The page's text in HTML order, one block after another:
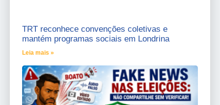
TRT reconhece convenções coletivas e
mantém programas sociais em Londrina
Leia mais »